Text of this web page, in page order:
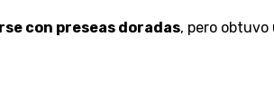
con preseas doradas, pero obtuvo